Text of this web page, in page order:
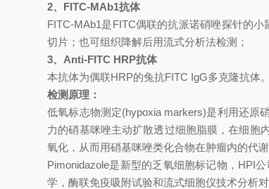
2、FITC-MAb1抗体
FITC-MAb1是FITC偶联的抗派诺硝唑探针的
切片；也可组织降解后用流式分析法检测；
3、Anti-FITC HRP抗体
本抗体为偶联HRP的兔抗FITC IgG多克隆抗体
检测原理：
低氧标志物测定(hypoxia markers)是利用还原
力的硝基咪唑主动扩散透过细胞脂膜，在细胞
氧化，从而用硝基咪唑类化合物在肿瘤内的代
Pimonidazole是新型的乏氧细胞标记物，HPI
学，酶联免疫吸附试验和流式细胞仪技术分析